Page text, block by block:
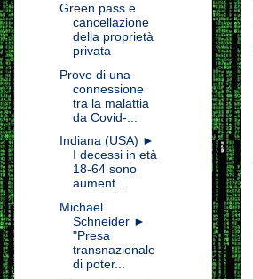
Green pass e
cancellazione
della proprietà
privata
Prove di una
connessione
tra la malattia
da Covid-...
Indiana (USA) ►
I decessi in età
18-64 sono
aument...
Michael
Schneider ►
"Presa
transnazionale
di poter...